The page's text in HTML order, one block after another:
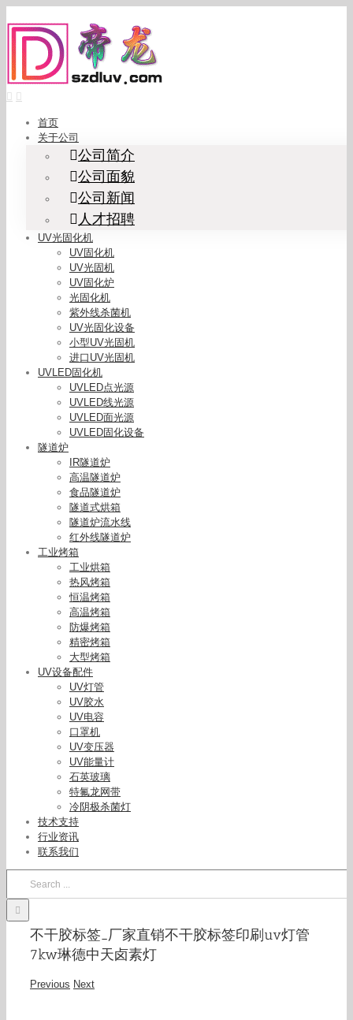
to
content
首页
关于公司
公司简介
公司面貌
公司新闻
人才招聘
UV光固化机
UV固化机
UV光固机
UV固化炉
光固化机
紫外线杀菌机
UV光固化设备
小型UV光固机
进口UV光固机
UVLED固化机
UVLED点光源
UVLED线光源
UVLED面光源
UVLED固化设备
隧道炉
IR隧道炉
高温隧道炉
食品隧道炉
隧道式烘箱
隧道炉流水线
红外线隧道炉
工业烤箱
工业烘箱
热风烤箱
恒温烤箱
高温烤箱
防爆烤箱
精密烤箱
大型烤箱
UV设备配件
UV灯管
UV胶水
UV电容
口罩机
UV变压器
UV能量计
石英玻璃
特氟龙网带
冷阴极杀菌灯
技术支持
行业资讯
联系我们
不干胶标签_厂家直销不干胶标签印刷uv灯管
7kw琳德中天卤素灯
Previous Next